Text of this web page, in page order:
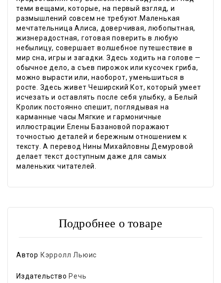
теми вещами, которые, на первый взгляд, и
размышлений совсем не требуют.Маленькая
мечтательница Алиса, доверчивая, любопытная,
жизнерадостная, готовая поверить в любую
небылицу, совершает волшебное путешествие в
мир сна, игры и загадки. Здесь ходить на голове —
обычное дело, а съев пирожок или кусочек гриба,
можно вырасти или, наоборот, уменьшиться в
росте. Здесь живет Чеширский Кот, который умеет
исчезать и оставлять после себя улыбку, а Белый
Кролик постоянно спешит, поглядывая на
карманные часы.Мягкие и гармоничные
иллюстрации Елены Базановой поражают
точностью деталей и бережным отношением к
тексту. А перевод Нины Михайловны Демуровой
делает текст доступным даже для самых
маленьких читателей.
Подробнее о товаре
Автор Кэрролл Льюис
Издательство Речь